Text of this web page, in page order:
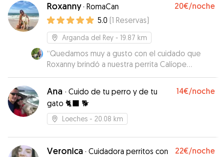
Roxanny· RomaCan 20€/noche
5.0 (1 Reservas)
Arganda del Rey - 19.87 km
“Quedamos muy a gusto con el cuidado que
Roxanny brindó a nuestra perrita Calíope
durante los tres días. Calíope es una perrita
miedosa, pero Roxanny tuvo mucha paciencia y
supo ganarse su confianza con cariño y respeto.
Agradecemos también que nos haya mantenido
informados con fotos y resúmenes del día, lo
estábamos fuera. ¡Gracias de corazón por tu
dedicación y cuidado!”
Ana · Cuido de tu perro y de tu
gato 🐈‍⬛ 🐕
14€/noche
Loeches - 20.08 km
Veronica · Cuidadora perritos con
22€/noche